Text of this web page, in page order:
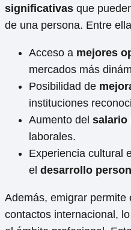
significativas que
de una persona. Entre
Acceso a mejores
mercados más
Posibilidad de
instituciones
Aumento del salario
laborales.
Experiencia cultural
el desarrollo
Además, emigrar permite
contactos internacional,